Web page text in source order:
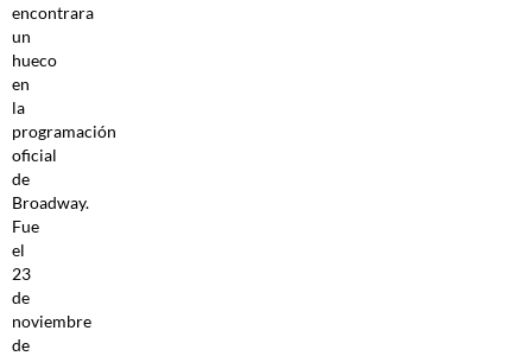
encontrara
un
hueco
en
la
programación
oficial
de
Broadway.
Fue
el
23
de
noviembre
de